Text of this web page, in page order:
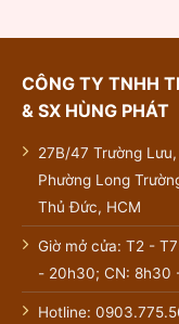
CÔNG TY TNHH
& SX HÙNG PHÁT
27B/47 Trường Lưu,
Phường Long
Thủ Đức, HCM
Giờ mở cửa: T2 -
- 20h30; CN: 8h30
Hotline: